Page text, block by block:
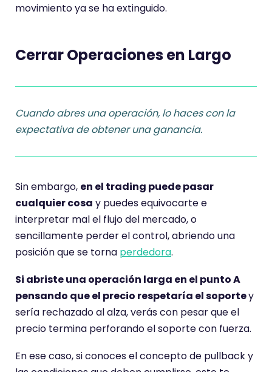
movimiento ya se ha extinguido.
Cerrar Operaciones en Largo
Cuando abres una operación, lo haces con la
expectativa de obtener una ganancia.
Sin embargo, en el trading puede pasar
cualquier cosa y puedes equivocarte e
interpretar mal el flujo del mercado, o
sencillamente perder el control, abriendo una
posición que se torna perdedora.
Si abriste una operación larga en el punto A
pensando que el precio respetaría el soportey
sería rechazado al alza, verás con pesar que el
precio termina perforando el soporte con fuerza.
En ese caso, si conoces el concepto de pullback y